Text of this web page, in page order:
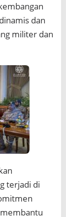
dan
militer dan
terjadi di